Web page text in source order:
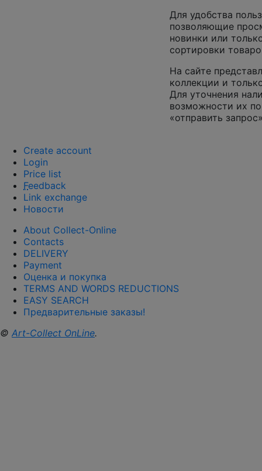
Для удобства
позволяющие
новинки или
сортировки
На сайте
коллекции и
Для уточнения
возможности их
«отправить
Create account
Login
Price list
Feedback
Link exchange
Новости
About Collect-Online
Contacts
DELIVERY
Payment
Оценка и покупка
TERMS AND WORDS REDUCTIONS
EASY SEARCH
Предварительные заказы!
© Art-Collect OnLine.